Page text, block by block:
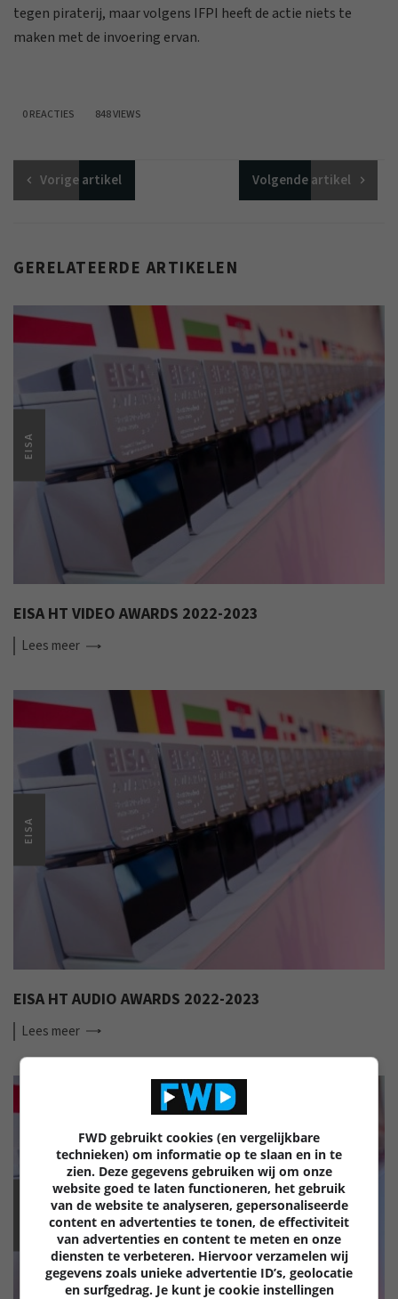
tegen piraterij, maar volgens IFPI heeft de actie niets te
maken met de invoering ervan.
0 REACTIES 848 VIEWS
Vorigeartikel Volgendeartikel
GERELATEERDE ARTIKELEN
EISA
EISA HT VIDEO AWARDS 2022-2023
Lees meer
EISA
EISA HT AUDIO AWARDS 2022-2023
Lees meer
FWD gebruikt cookies (en vergelijkbare
technieken) om informatie op te slaan en in te
zien. Deze gegevens gebruiken wij om onze
website goed te laten functioneren, het gebruik
van de website te analyseren, gepersonaliseerde
content en advertenties te tonen, de effectiviteit
van advertenties en content te meten en onze
diensten te verbeteren. Hiervoor verzamelen wij
gegevens zoals unieke advertentie ID’s, geolocatie
en surfgedrag. Je kunt je cookie instellingen